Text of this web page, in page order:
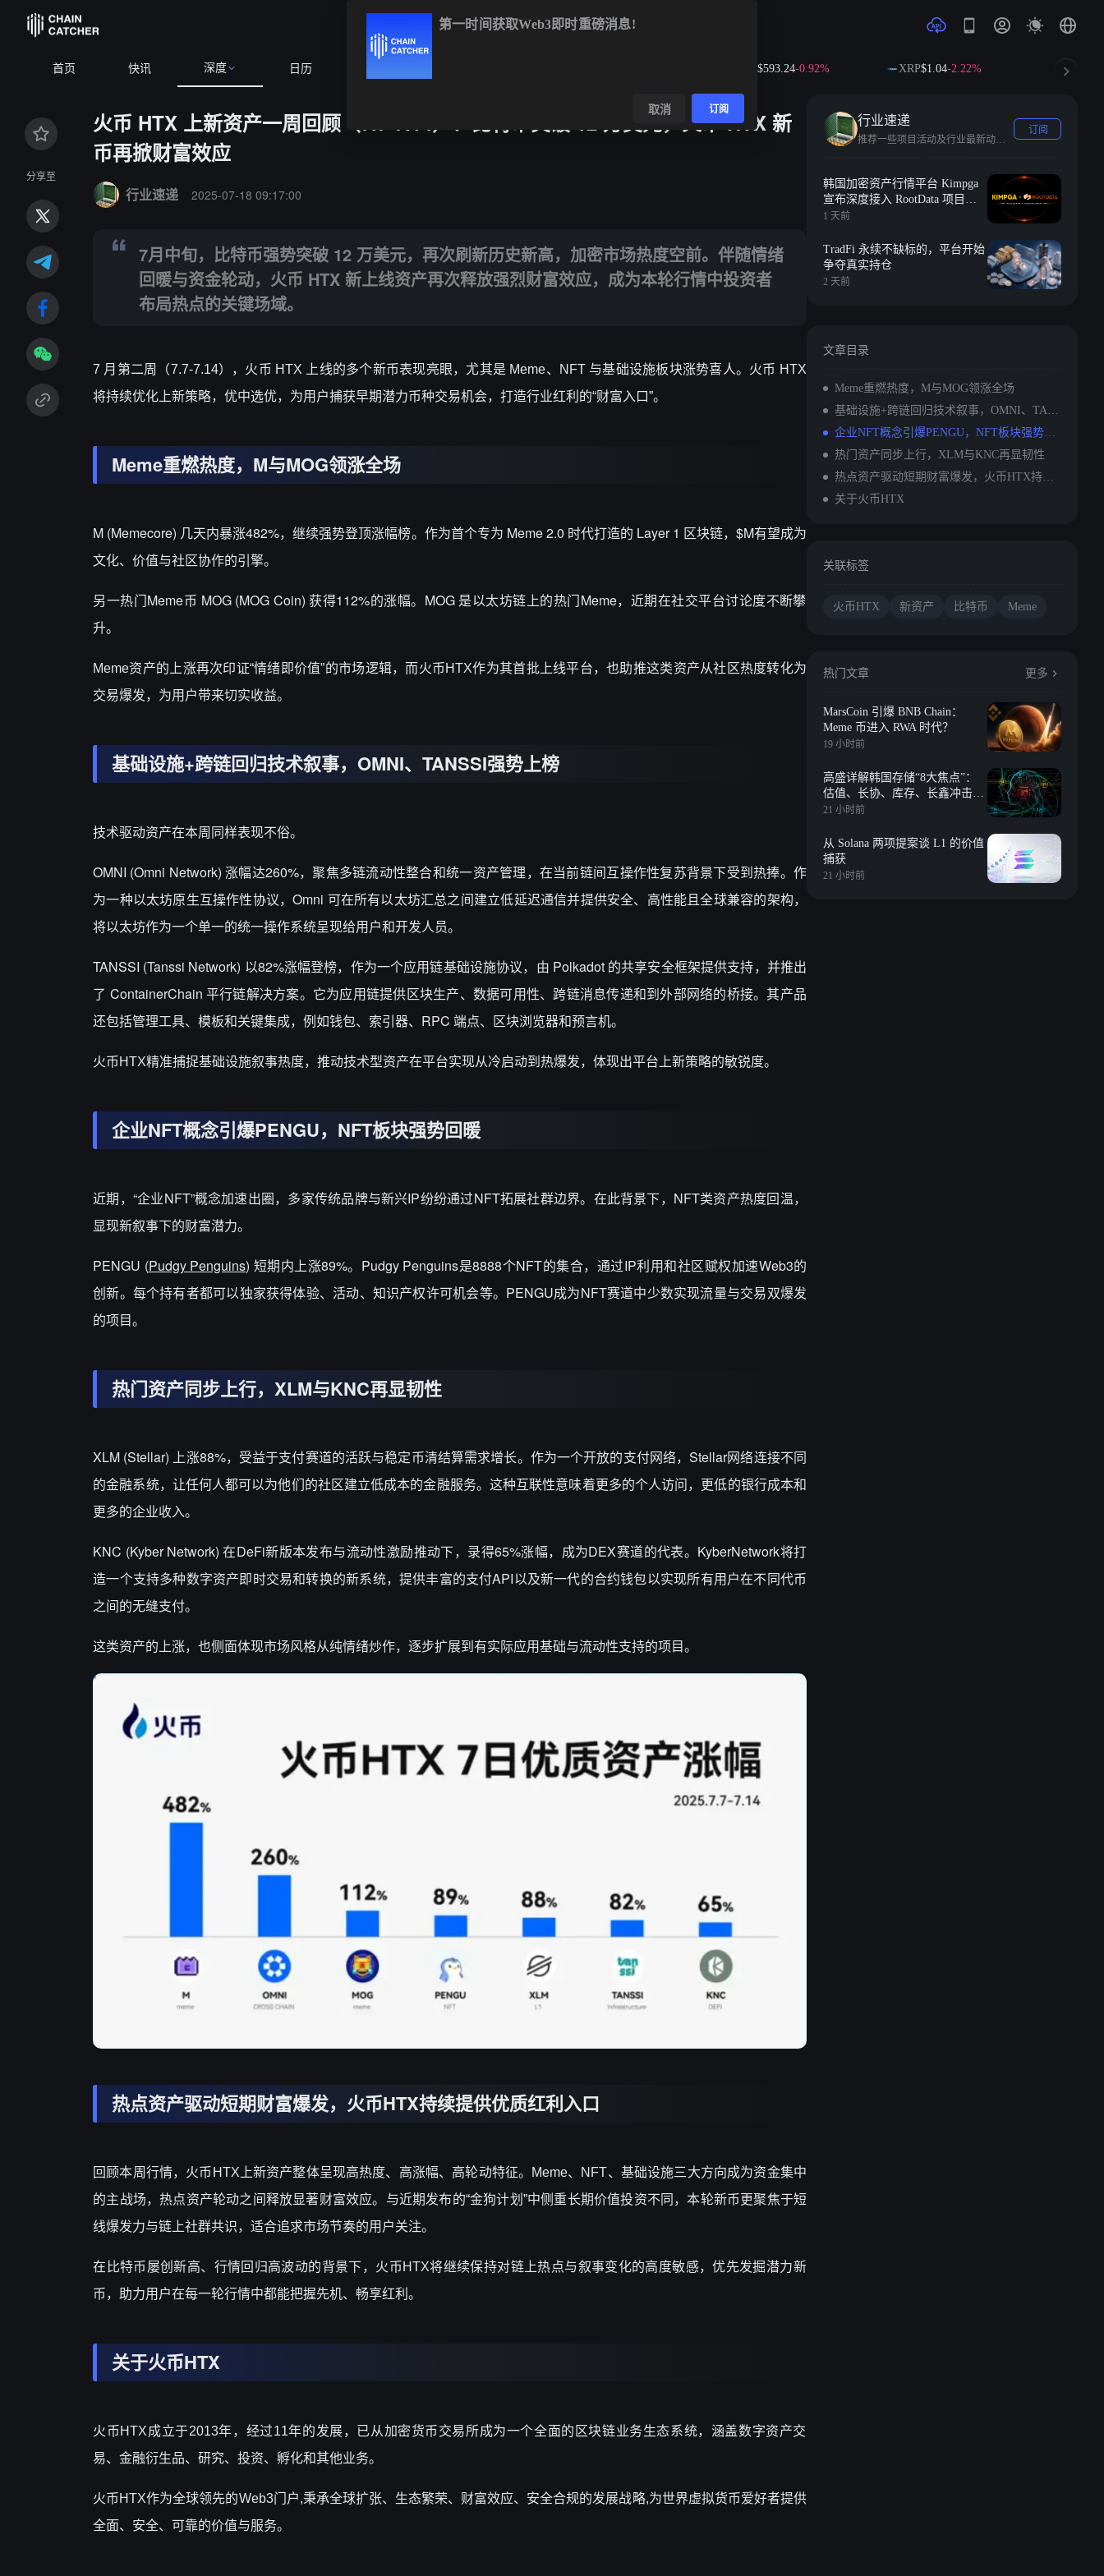
首页 快讯 深度 日历 $593.24-0.92% XRP $1.04-2.22% $73.42
分享至
火币 HTX 上新资产一周回顾（7.7-7.14）：比特币突破 12 万美元，火币 HTX 新
币再掀财富效应
7月中旬，比特币强势突破 12 万美元，再次刷新历史新高，加密市场热度空前。伴随情绪回暖与资金轮动，火币 HTX 新上线资产再次释放强烈财富效应，成为本轮行情中投资者布局热点
行业速递 2025-07-18 09:17:00
7月中旬，比特币强势突破 12 万美元，再次刷新历史新高，加密市场热度空前。伴随情绪
回暖与资金轮动，火币 HTX 新上线资产再次释放强烈财富效应，成为本轮行情中投资者
布局热点的关键场域。
7 月第二周（7.7-7.14），火币 HTX 上线的多个新币表现亮眼，尤其是 Meme、NFT 与基础设施板块涨势喜人。火币 HTX
将持续优化上新策略，优中选优，为用户捕获早期潜力币种交易机会，打造行业红利的“财富入口”。
Meme重燃热度，M与MOG领涨全场
M (Memecore) 几天内暴涨482%，继续强势登顶涨幅榜。作为首个专为 Meme 2.0 时代打造的 Layer 1 区块链，$M有望成为
文化、价值与社区协作的引擎。
另一热门Meme币 MOG (MOG Coin) 获得112%的涨幅。MOG 是以太坊链上的热门Meme，近期在社交平台讨论度不断攀
升。
Meme资产的上涨再次印证“情绪即价值”的市场逻辑，而火币HTX作为其首批上线平台，也助推这类资产从社区热度转化为
交易爆发，为用户带来切实收益。
基础设施+跨链回归技术叙事，OMNI、TANSSI强势上榜
技术驱动资产在本周同样表现不俗。
OMNI (Omni Network) 涨幅达260%，聚焦多链流动性整合和统一资产管理，在当前链间互操作性复苏背景下受到热捧。作
为一种以太坊原生互操作性协议，Omni 可在所有以太坊汇总之间建立低延迟通信并提供安全、高性能且全球兼容的架构，
将以太坊作为一个单一的统一操作系统呈现给用户和开发人员。
TANSSI (Tanssi Network) 以82%涨幅登榜，作为一个应用链基础设施协议，由 Polkadot 的共享安全框架提供支持，并推出
了 ContainerChain 平行链解决方案。它为应用链提供区块生产、数据可用性、跨链消息传递和到外部网络的桥接。其产品
还包括管理工具、模板和关键集成，例如钱包、索引器、RPC 端点、区块浏览器和预言机。
火币HTX精准捕捉基础设施叙事热度，推动技术型资产在平台实现从冷启动到热爆发，体现出平台上新策略的敏锐度。
企业NFT概念引爆PENGU，NFT板块强势回暖
近期， “企业NFT”概念加速出圈，多家传统品牌与新兴IP纷纷通过NFT拓展社群边界。在此背景下，NFT类资产热度回温，
显现新叙事下的财富潜力。
PENGU (Pudgy Penguins) 短期内上涨89%。Pudgy Penguins是8888个NFT的集合，通过IP利用和社区赋权加速Web3的
创新。每个持有者都可以独家获得体验、活动、知识产权许可机会等。PENGU成为NFT赛道中少数实现流量与交易双爆发
的项目。
热门资产同步上行，XLM与KNC再显韧性
XLM (Stellar) 上涨88%，受益于支付赛道的活跃与稳定币清结算需求增长。作为一个开放的支付网络，Stellar网络连接不同
的金融系统，让任何人都可以为他们的社区建立低成本的金融服务。这种互联性意味着更多的个人访问，更低的银行成本和
更多的企业收入。
KNC (KyberNetwork) 在DeFi新版本发布与流动性激励推动下，录得65%涨幅，成为DEX赛道的代表。KyberNetwork将打
造一个支持多种数字资产即时交易和转换的新系统，提供丰富的支付API以及新一代的合约钱包以实现所有用户在不同代币
之间的无缝支付。
这类资产的上涨，也侧面体现市场风格从纯情绪炒作，逐步扩展到有实际应用基础与流动性支持的项目。
热点资产驱动短期财富爆发，火币HTX持续提供优质红利入口
回顾本周行情，火币 HTX上新资产整体呈现高热度、高涨幅、高轮动特征。Meme、NFT、基础设施三大方向成为资金集中
的主战场，热点资产轮动之间释放显著财富效应。与近期发布的“金狗计划”中侧重长期价值投资不同，本轮新币更聚焦于短
线爆发力与链上社群共识，适合追求市场节奏的用户关注。
在比特币屡创新高、行情回归高波动的背景下，火币HTX将继续保持对链上热点与叙事变化的高度敏感，优先发掘潜力新
币，助力用户在每一轮行情中都能把握先机、畅享红利。
关于火币HTX
火币HTX成立于2013年，经过11年的发展，已从加密货币交易所成为一个全面的区块链业务生态系统，涵盖数字资产交
易、金融衍生品、研究、投资、孵化和其他业务。
火币HTX作为全球领先的Web3门户,秉承全球扩张、生态繁荣、财富效应、安全合规的发展战略,为世界虚拟货币爱好者提供
全面、安全、可靠的价值与服务。
行业速递
推荐一些项目活动及行业最新动态。
订阅
韩国加密资产行情平台 Kimpga
宣布深度接入 RootData 项目热
度与增长指数等投研数据
1 天前
TradFi 永续不缺标的，平台开始
争夺真实持仓
2 天前
文章目录
Meme重燃热度，M与MOG领涨全场
基础设施+跨链回归技术叙事，OMNI、TANSSI强势上榜
企业NFT概念引爆PENGU，NFT板块强势回暖
热门资产同步上行，XLM与KNC再显韧性
热点资产驱动短期财富爆发，火币HTX持续提供优质红利入口
关于火币HTX
关联标签
火币HTX 新资产 比特币 Meme
热门文章 更多
MarsCoin 引爆 BNB Chain：
Meme 币进入 RWA 时代？
19 小时前
高盛详解韩国存储“8大焦点”：
估值、长协、库存、长鑫冲击、
回购等
21 小时前
从 Solana 两项提案谈 L1 的价值
捕获
21 小时前
第一时间获取Web3即时重磅消息!
取消 订阅